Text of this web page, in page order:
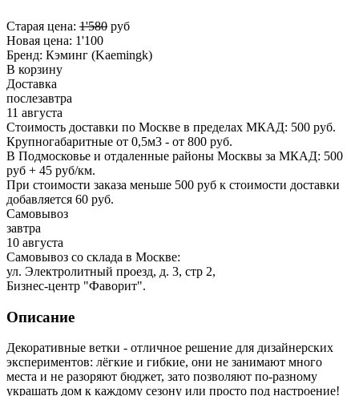
Старая цена: 1'580 руб
Новая цена: 1'100
Бренд: Кэминг (Kaemingk)
В корзину
Доставка
послезавтра
11 августа
Стоимость доставки по Москве в пределах МКАД: 500 руб.
Крупногабаритные от 0,5м3 - от 800 руб.
В Подмосковье и отдаленные районы Москвы за МКАД: 500
руб + 45 руб/км.
При стоимости заказа меньше 500 руб к стоимости доставки
добавляется 60 руб.
Самовывоз
завтра
10 августа
Самовывоз со склада в Москве:
ул. Электролитный проезд, д. 3, стр 2,
Бизнес-центр "Фаворит".
Описание
Декоративные ветки - отличное решение для дизайнерских
экспериментов: лёгкие и гибкие, они не занимают много
места и не разоряют бюджет, зато позволяют по-разному
украшать дом к каждому сезону или просто под настроение!